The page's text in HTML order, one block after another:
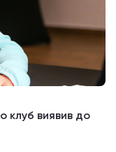
клуб виявив до